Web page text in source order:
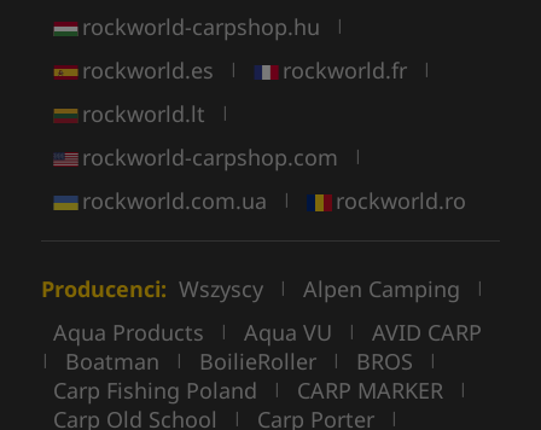
rockworld-carpshop.hu |
rockworld.es | rockworld.fr |
rockworld.lt |
rockworld-carpshop.com |
rockworld.com.ua | rockworld.ro
Producenci: Wszyscy | Alpen Camping |
Aqua Products | Aqua VU | AVID CARP
| Boatman | BoilieRoller | BROS |
Carp Fishing Poland | CARP MARKER |
Carp Old School | Carp Porter |